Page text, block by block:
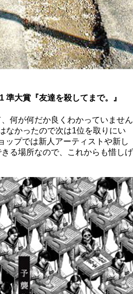
準大賞『友達を殺してまで。』
何が何だか良くわかっていません
なかったので次は1位を取りにい
ップでは新人アーティストや新し
る場所なので、これからも惜しげ